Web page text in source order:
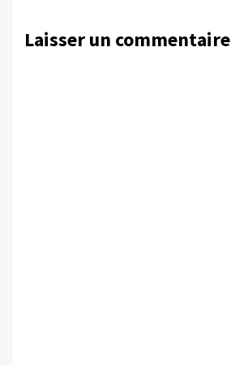
Laisser un commentaire